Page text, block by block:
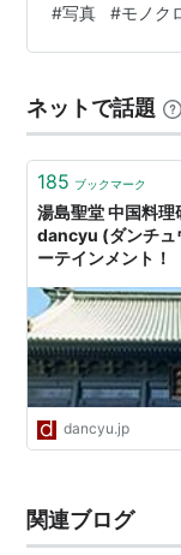
始まりです。「
安定させたい」
平坂学問所」が
を果たしました
廃止された後は…
#写真 #モノク
ネットで話題
185 ブックマーク
湯島聖堂 中国料理
dancyu (ダンチュ
ーテインメント！
dancyu.jp
関連ブログ